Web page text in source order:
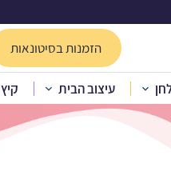
הזמנות בסיטונאות
עיצוב הבית קיץ תלייה מפת פיראטים